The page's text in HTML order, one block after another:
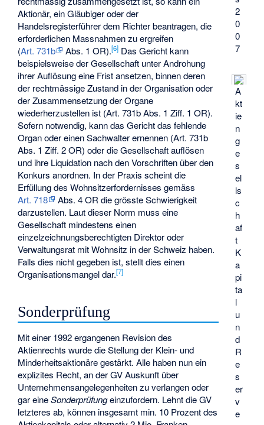
2
0
0
7
A
kt
ie
n
g
e
s
el
ls
c
h
af
t
K
a
pi
ta
l
u
n
d
R
e
s
er
v
e
Aktionär, ein Gläubiger oder der
Handelsregisterführer dem Richter beantragen, die
erforderlichen Massnahmen zu ergreifen
(Art. 731b Abs. 1 OR).[6] Das Gericht kann
beispielsweise der Gesellschaft unter Androhung
ihrer Auflösung eine Frist ansetzen, binnen deren
der rechtmässige Zustand in der Organisation oder
der Zusammensetzung der Organe
wiederherzustellen ist (Art. 731b Abs. 1 Ziff. 1 OR).
Sofern notwendig, kann das Gericht das fehlende
Organ oder einen Sachwalter ernennen (Art. 731b
Abs. 1 Ziff. 2 OR) oder die Gesellschaft auflösen
und ihre Liquidation nach den Vorschriften über den
Konkurs anordnen. In der Praxis scheint die
Erfüllung des Wohnsitzerfordernisses gemäss
Art. 718
Abs. 4 OR die grösste Schwierigkeit
darzustellen. Laut dieser Norm muss eine
Gesellschaft mindestens einen
einzelzeichnungsberechtigten Direktor oder
Verwaltungsrat mit Wohnsitz in der Schweiz haben.
Falls dies nicht gegeben ist, stellt dies einen
Organisationsmangel dar.[7]
Sonderprüfung
Mit einer 1992 ergangenen Revision des
Aktienrechts wurde die Stellung der Klein- und
Minderheitsaktionäre gestärkt. Alle haben nun ein
explizites Recht, an der GV Auskunft über
Unternehmensangelegenheiten zu verlangen oder
gar eineSonderprüfungeinzufordern. Lehnt die GV
letzteres ab, können insgesamt min. 10 Prozent des